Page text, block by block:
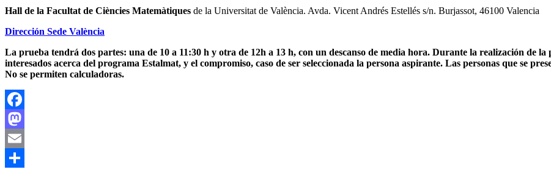
Hall de la Facultat de Ciències Matemàtiques de la Universitat de València. Avda. Vicent Andrés Estellés s/n. Burjassot, 46100 Valencia
Dirección Sede València
La prueba tendrá dos partes: una de 10 a 11:30 h y otra de 12h a 13 h, con un descanso de media hora. Durante la realización de
interesados acerca del programa Estalmat, y el compromiso, caso de ser seleccionada la persona aspirante. Las personas que se
No se permiten calculadoras.
Facebook
Mastodon
Email